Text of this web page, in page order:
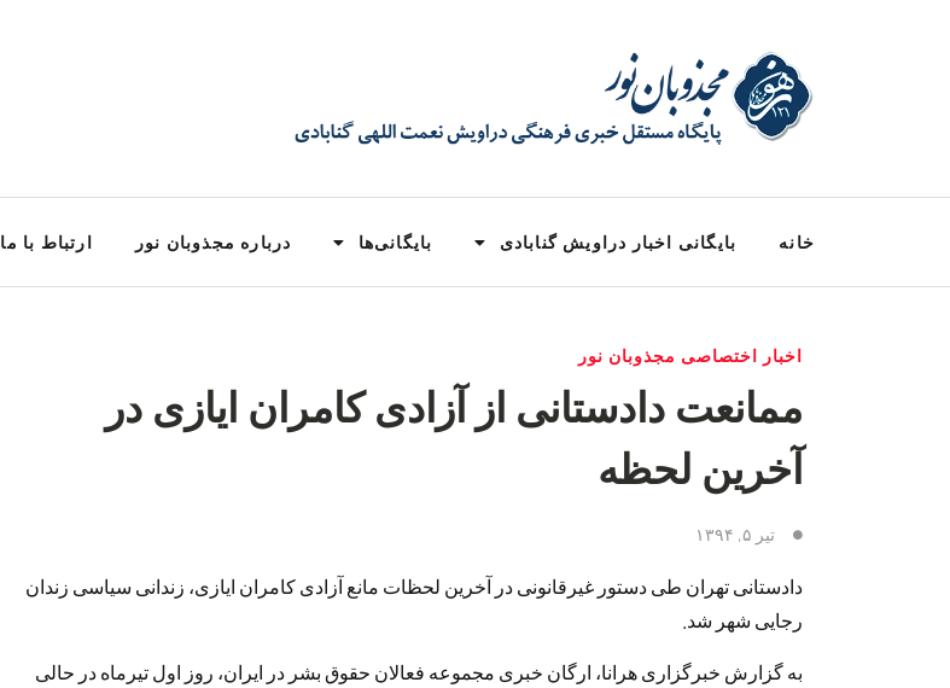
خانه بایگانی اخبار دراویش گنابادی بایگانی‌ها درباره مجذوبان نور ارتباط با ما
اخبار اختصاصی مجذوبان نور
ممانعت دادستانى از آزادى کامران ایازى در
آخرین لحظه
تیر ۵, ۱۳۹۴
دادستانی تهران طی دستور غیرقانونی در آخرین لحظات مانع آزادی کامران ایازی، زندانی سیاسی زندان
رجایی شهر شد.
به گزارش خبرگزاری هرانا، ارگان خبری مجموعه فعالان حقوق بشر در ایران، روز اول تیرماه در حالی